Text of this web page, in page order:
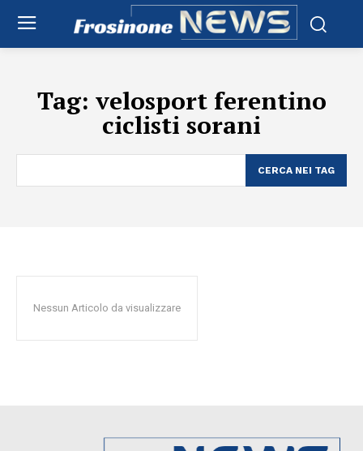
Tag: velosport ferentino
ciclisti sorani
CERCA NEI TAG
Nessun Articolo da visualizzare